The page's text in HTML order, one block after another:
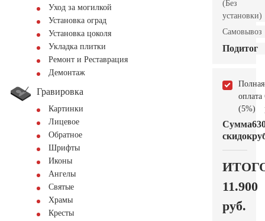
Уход за могилкой
Установка оград
Установка цоколя
Укладка плитки
Ремонт и Реставрация
Демонтаж
Гравировка
Картинки
Лицевое
Обратное
Шрифты
Иконы
Ангелы
Святые
Храмы
Кресты
(Без
установки)
Самовывоз
Подитог
Полная
оплата
(5%)
Сумма
скидок
11.900
руб.